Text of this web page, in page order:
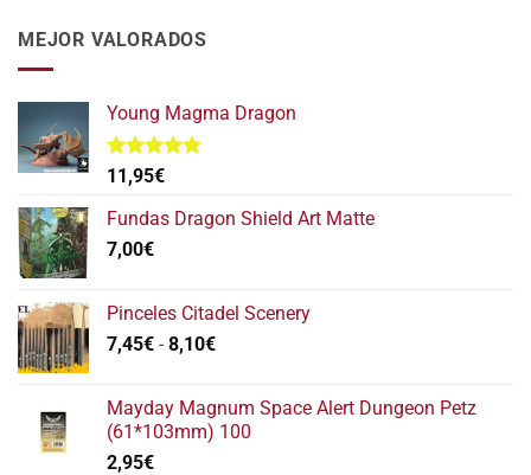
era:
MEJOR VALORADOS
Young Magma Dragon
Valorado
con
de 5
11,95€
Fundas Dragon Shield Art Matte
7,00€
Pinceles Citadel Scenery
7,45€ - 8,10€Rango
desde
7,45€
Mayday Magnum Space Alert Dungeon Petz
(61*103mm) 100
2,95€